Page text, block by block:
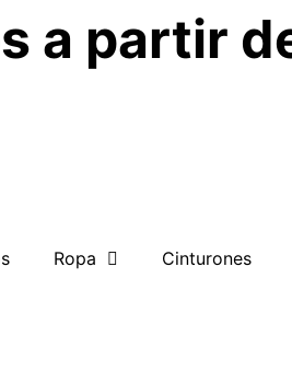
a partir
Ropa Cinturones